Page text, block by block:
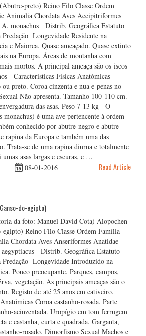
preto) Reino Filo Classe Ordem
Animalia Chordata Aves Accipitriformes
monachus Distrib. Geográfica Estatuto
Longevidade Residente na
e Maiorca. Quase ameaçado. Quase extinto
na Europa. Áreas de montanha com
mortos. A principal ameaça são os iscos
Características Físicas Anatómicas
preto. Coroa cinzenta e nua e penas no
Não apresenta. Tamanho 100-110 cm.
das asas. Peso 7-13 kg O
é uma ave pertencente à ordem
conhecido por abutre-negro e abutre-
rapina da Europa e também uma das
Trata-se de uma rapina diurna e totalmente
umas asas largas e escuras, e …
08-01-2016 Read Article
do-egipto)
da foto: Manuel David Cota) Alopochen
egipto) Reino Filo Classe Ordem Família
Chordata Aves Anseriformes Anatidae
Distrib. Geográfica Estatuto
Predação Longevidade Introduzido na
Pouco preocupante. Parques, campos,
vegetação. As principais ameaças são o
Registo de até 25 anos em cativeiro.
Coroa castanho-rosada. Parte
acinzentada. Uropígio em tom ferrugem
e castanha, curta e quadrada. Garganta,
rosado. Dimorfismo Sexual Machos e